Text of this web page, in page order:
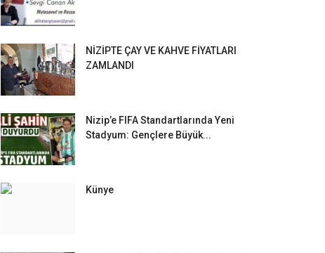
NİZİPTE ÇAY VE KAHVE FİYATLARI
ZAMLANDI
Nizip’e FIFA Standartlarında Yeni
Stadyum: Gençlere Büyük...
Künye